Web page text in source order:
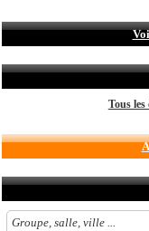
Tous les